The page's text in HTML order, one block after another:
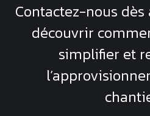
Contactez-nous
découvrir
simplifier et